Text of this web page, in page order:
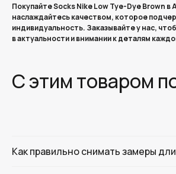
Покупайте Socks Nike Low Tye-Dye Brown в
наслаждайтесь качеством, которое
индивидуальность. Заказывайте у нас,
в актуальности и внимании к деталям
С этим товаром
Как правильно снимать замеры